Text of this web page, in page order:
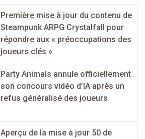
Première mise à jour du contenu de
Steampunk ARPG Crystalfall pour
répondre aux « préoccupations des
joueurs clés »
Party Animals annule officiellement
son concours vidéo d’IA après un
refus généralisé des joueurs
Aperçu de la mise à jour 50 de